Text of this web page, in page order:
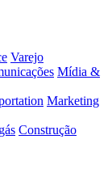
Varejo
Mídia &
Marketing
Construção